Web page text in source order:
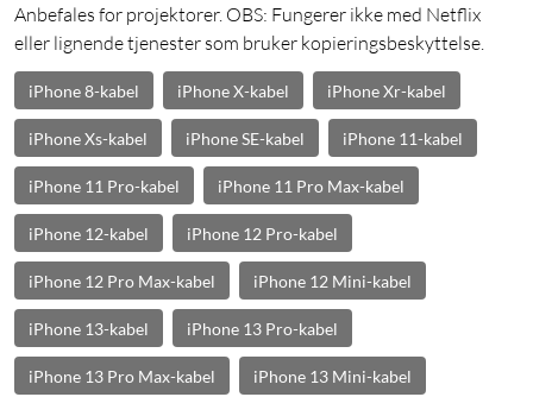
Anbefales for projektorer. OBS: Fungerer ikke med Netflix
eller lignende tjenester som bruker kopieringsbeskyttelse.
iPhone 8-kabel iPhone X-kabel iPhone Xr-kabel
iPhone Xs-kabel iPhone SE-kabel iPhone 11-kabel
iPhone 11 Pro-kabel iPhone 11 Pro Max-kabel
iPhone 12-kabel iPhone 12 Pro-kabel
iPhone 12 Pro Max-kabel iPhone 12 Mini-kabel
iPhone 13-kabel iPhone 13 Pro-kabel
iPhone 13 Pro Max-kabel iPhone 13 Mini-kabel